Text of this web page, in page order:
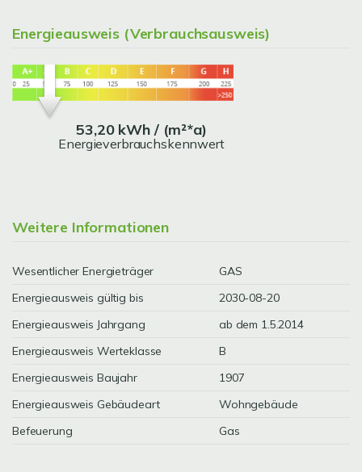
Energieausweis (Verbrauchsausweis)
53,20 kWh / (m²*a)
Energieverbrauchskennwert
Weitere Informationen
Wesentlicher Energieträger
GAS
Energieausweis gültig bis
2030-08-20
Energieausweis Jahrgang
ab dem 1.5.2014
Energieausweis Werteklasse
B
Energieausweis Baujahr
1907
Energieausweis Gebäudeart
Wohngebäude
Befeuerung
Gas